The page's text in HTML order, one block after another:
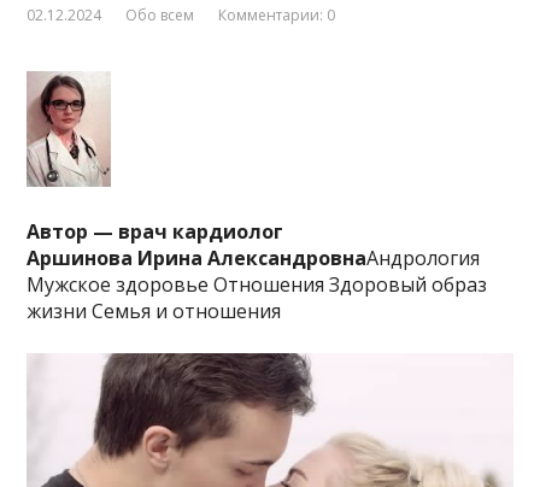
02.12.2024 Обо всем Комментарии: 0
Автор — врач кардиолог
Аршинова Ирина АлександровнаАндрология
Мужское здоровье Отношения Здоровый образ
жизни Семья и отношения